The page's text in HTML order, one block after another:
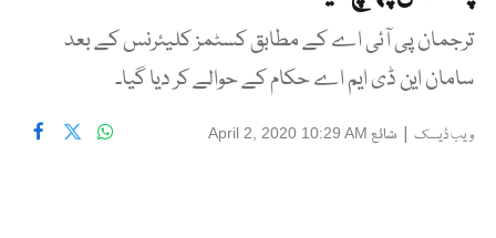
ترجمان پی آئی اے کے مطابق کسٹمز کلیئرنس کے بعد
سامان این ڈی ایم اے حکام کے حوالے کر دیا گیا۔
ویب ڈیسک | شائع April 2, 2020 10:29 AM